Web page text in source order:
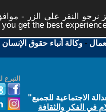
النقر على الزر -
get the best
-وكالة أنباء حقوق الإنسان
الاجتماعية للجميع"
في الفكر والثقافة